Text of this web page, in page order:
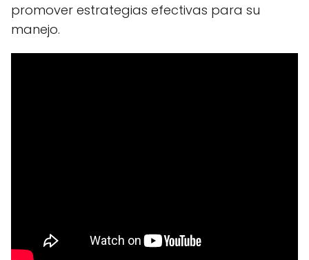
promover estrategias efectivas para su
manejo.